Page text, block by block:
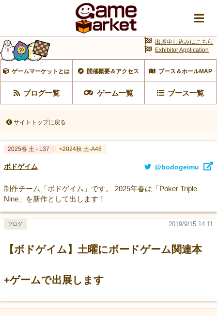
ゲームマーケットとは 開催概要＆アクセス ブース＆ホールMAP
ブログ一覧 ゲーム一覧 ブース一覧
出展申し込みはこちら
Exhibitor Application
サイトトップに戻る
2025春 土 - L37 <2024秋 土-A48
ボドゲイム @bodogeimu
制作チーム「ボドゲイム」です。 2025年春は「Poker Triple
Nine」を新作として出します！
【ボドゲイム】土曜にボードゲーム関連本
+ゲームで出展します
2019/9/15 14:11
ブログ